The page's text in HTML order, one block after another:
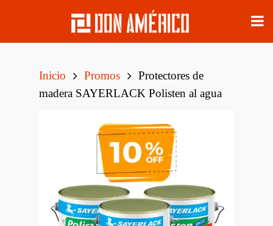
Inicio Promos
Protectores de
madera SAYERLACK Polisten al agua